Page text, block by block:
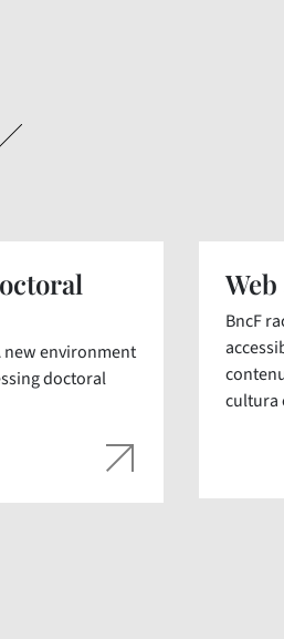
new environment
doctoral
BncF
cultura